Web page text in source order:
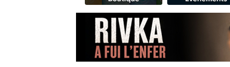
4 personnes
3 personnes
3
Odaya vient de
13 personnes